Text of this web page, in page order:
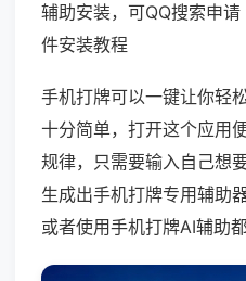
辅助安装，可QQ搜索申
件安装教程
手机打牌可以一键让你轻
十分简单，打开这个应用
规律，只需要输入自己想
生成出手机打牌专用辅助
或者使用手机打牌AI辅助